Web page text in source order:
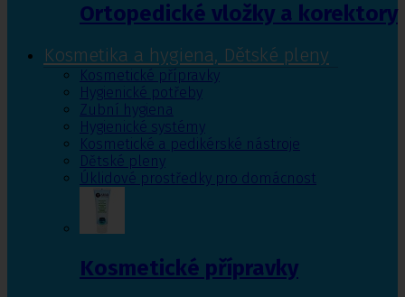
Ortopedické vložky a korektory
Kosmetika a hygiena, Dětské pleny
Kosmetické přípravky
Hygienické potřeby
Zubní hygiena
Hygienické systémy
Kosmetické a pedikérské nástroje
Dětské pleny
Úklidové prostředky pro domácnost
Kosmetické přípravky